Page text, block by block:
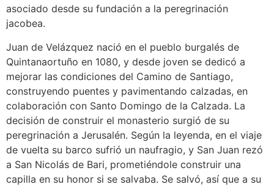
asociado desde su fundación a la peregrinación
jacobea.
Juan de Velázquez nació en el pueblo burgalés de
Quintanaortuño en 1080, y desde joven se dedicó a
mejorar las condiciones del Camino de Santiago,
construyendo puentes y pavimentando calzadas, en
colaboración con Santo Domingo de la Calzada. La
decisión de construir el monasterio surgió de su
peregrinación a Jerusalén. Según la leyenda, en el viaje
de vuelta su barco sufrió un naufragio, y San Juan rezó
a San Nicolás de Bari, prometiéndole construir una
capilla en su honor si se salvaba. Se salvó, así que a su